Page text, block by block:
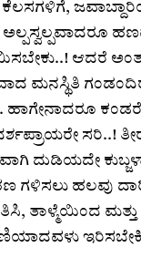
ಕೆಲಸಗಳಿಗೆ,
ಆದರೆ
ಮನಸ್ಥಿತಿ
ಹಾಗೇನಾದರೂ
ಸರಿ..!
ದುಡಿಯದೇ
ಗಳಿಸಲು ಹಲವು
ತಾಳ್ಮೆಯಿಂದ